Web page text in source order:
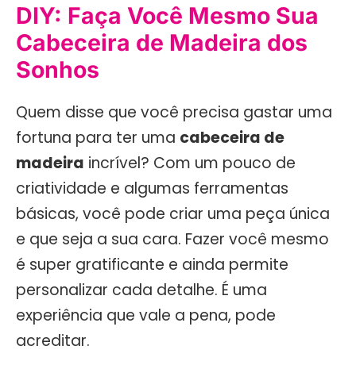
DIY: Faça Você Mesmo Sua
Cabeceira de Madeira dos
Sonhos
Quem disse que você precisa gastar uma
fortuna para ter uma cabeceira de
madeira incrível? Com um pouco de
criatividade e algumas ferramentas
básicas, você pode criar uma peça única
e que seja a sua cara. Fazer você mesmo
é super gratificante e ainda permite
personalizar cada detalhe. É uma
experiência que vale a pena, pode
acreditar.